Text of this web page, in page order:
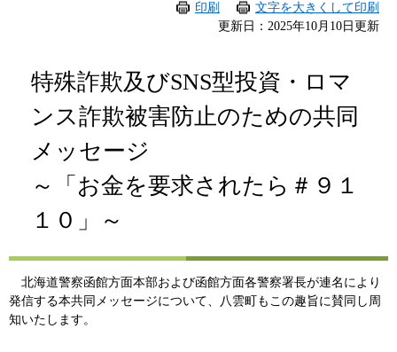
印刷
文字を大きくして印刷
更新日：2025年10月10日更新
特殊詐欺及びSNS型投資・ロマ
ンス詐欺被害防止のための共同
メッセージ
～「お金を要求されたら＃９１
１０」～
北海道警察函館方面本部および函館方面各警察署長が連名により
発信する本共同メッセージについて、八雲町もこの趣旨に賛同し周
知いたします。